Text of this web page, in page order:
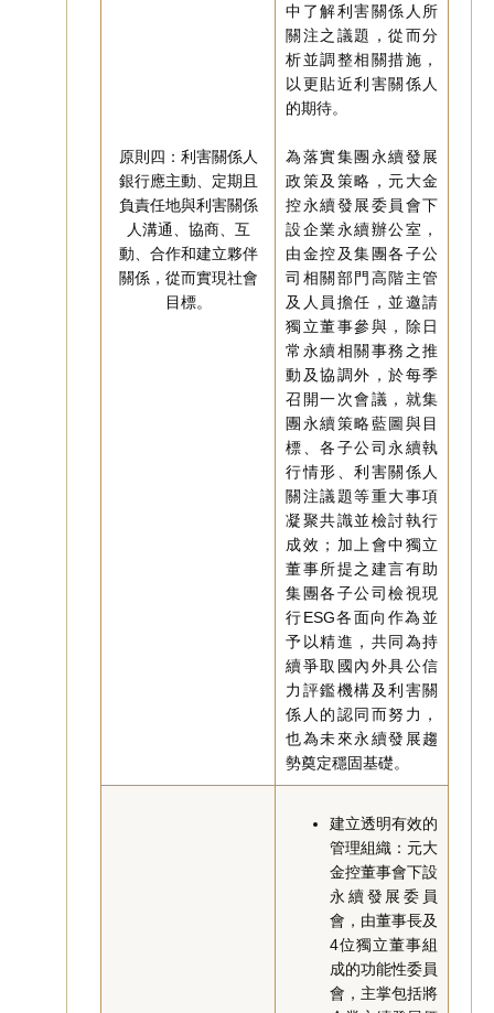
原則四：利害關係人
銀行應主動、定期且
負責任地與利害關係
人溝通、協商、互
動、合作和建立夥伴
關係，從而實現社會
目標。
中了解利害關係人所
關注之議題，從而分
析並調整相關措施，
以更貼近利害關係人
的期待。
為落實集團永續發展
政策及策略，元大金
控永續發展委員會下
設企業永續辦公室，
由金控及集團各子公
司相關部門高階主管
及人員擔任，並邀請
獨立董事參與，除日
常永續相關事務之推
動及協調外，於每季
召開一次會議，就集
團永續策略藍圖與目
標、各子公司永續執
行情形、利害關係人
關注議題等重大事項
凝聚共識並檢討執行
成效；加上會中獨立
董事所提之建言有助
集團各子公司檢視現
行ESG各面向作為並
予以精進，共同為持
續爭取國內外具公信
力評鑑機構及利害關
係人的認同而努力，
也為未來永續發展趨
勢奠定穩固基礎。
建立透明有效的
管理組織：元大
金控董事會下設
永續發展委員
會，由董事長及
4位獨立董事組
成的功能性委員
會，主掌包括將